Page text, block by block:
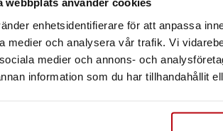
webbplats använder cookies
enhetsidentifierare för att anpassa
medier och analysera vår trafik. Vi
medier och annons- och
information som du har tillhandahållit